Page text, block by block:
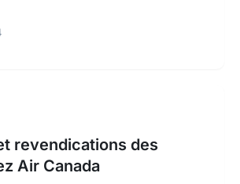
revendications des
Air Canada